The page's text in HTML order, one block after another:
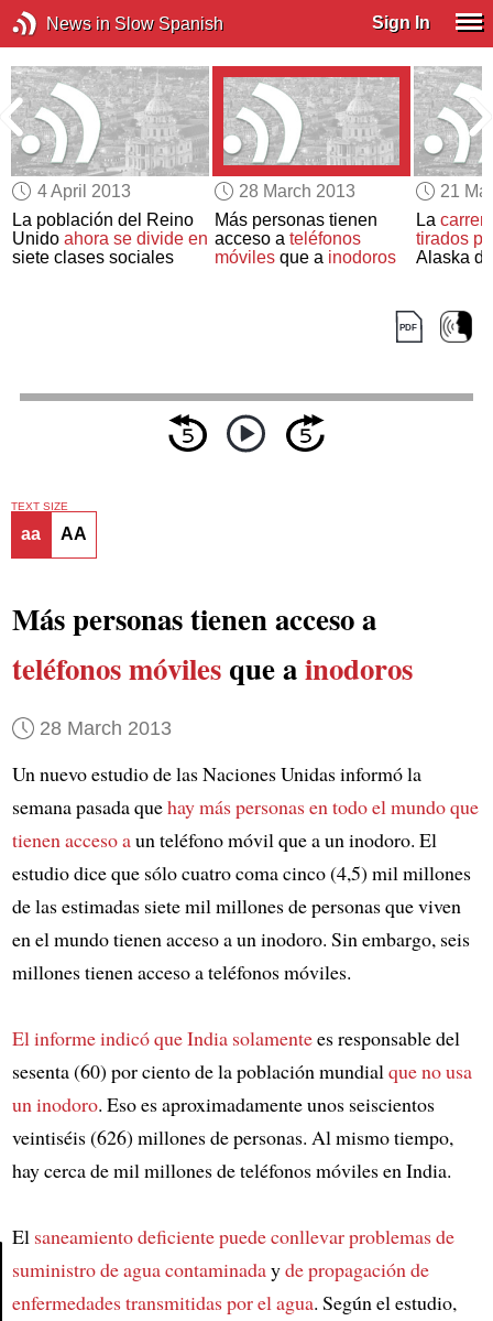
News in Slow Spanish Sign In
4 April 2013
La población del Reino
Unidoahora se divide en
siete clases sociales
28 March 2013
Más personas tienen
acceso a teléfonos
móvilesque a inodoros
21
La
tirados
Alaska
Article
TEXT SIZE
aa AA
Más personas tienen acceso a
teléfonos móvilesque ainodoros
28 March 2013
Un nuevo estudio de las Naciones Unidas informó la
semana pasada quehay más personas en todo el mundo que
tienen acceso aun teléfono móvil que a un inodoro. El
estudio dice que sólo cuatro coma cinco (4,5) mil millones
de las estimadas siete mil millones de personas que viven
en el mundo tienen acceso a un inodoro. Sin embargo, seis
millones tienen acceso a teléfonos móviles.
El informe indicó que India solamentees responsable del
sesenta (60) por ciento de la población mundialque no usa
un inodoro. Eso es aproximadamente unos seiscientos
veintiséis (626) millones de personas. Al mismo tiempo,
hay cerca de mil millones de teléfonos móviles en India.
El saneamiento deficientepuede conllevar problemas de
suministro de agua contaminadayde propagación de
enfermedades transmitidas por el agua. Según el estudio,